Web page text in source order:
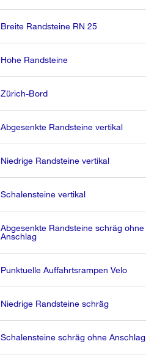
Breite Randsteine RN 25
Hohe Randsteine
Zürich-Bord
Abgesenkte Randsteine vertikal
Niedrige Randsteine vertikal
Schalensteine vertikal
Abgesenkte Randsteine schräg ohne
Anschlag
Punktuelle Auffahrtsrampen Velo
Niedrige Randsteine schräg
Schalensteine schräg ohne Anschlag